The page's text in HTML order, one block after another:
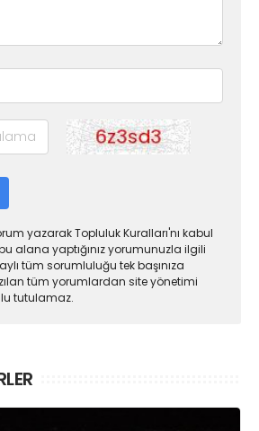
yazarak Topluluk Kuralları'nı kabul
alana yaptığınız yorumunuzla ilgili
tüm sorumluluğu tek başınıza
tüm yorumlardan site yönetimi
tutulamaz.